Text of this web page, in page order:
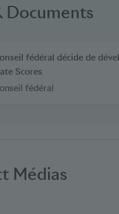
Documents
fédéral décide de
Scores
fédéral
Médias